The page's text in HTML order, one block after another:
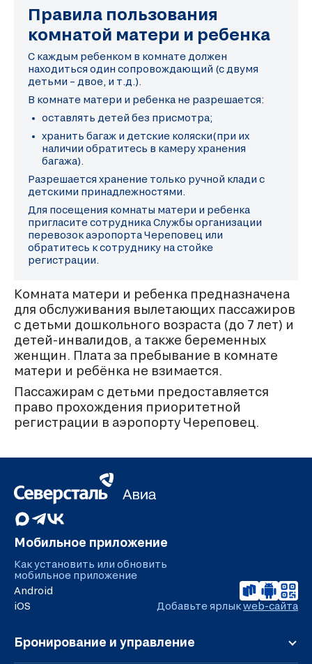
Правила пользования
комнатой матери и ребенка
С каждым ребенком в комнате должен
находиться один сопровождающий (с двумя
детьми – двое, и т.д.).
В комнате матери и ребенка не разрешается:
оставлять детей без присмотра;
хранить багаж и детские коляски(при их
наличии обратитесь в камеру хранения
багажа).
Разрешается хранение только ручной клади с
детскими принадлежностями.
Для посещения комнаты матери и ребенка
пригласите сотрудника Службы организации
перевозок аэропорта Череповец или
обратитесь к сотруднику на стойке
регистрации.
Комната матери и ребенка предназначена
для обслуживания вылетающих пассажиров
с детьми дошкольного возраста (до 7 лет) и
детей-инвалидов, а также беременных
женщин. Плата за пребывание в комнате
матери и ребёнка не взимается.
Пассажирам с детьми предоставляется
право прохождения приоритетной
регистрации в аэропорту Череповец.
Мобильное приложение
Как установить или обновить
мобильное приложение
Android
iOS
Добавьте ярлыкweb-сайта
Бронирование и управление
Регистрация